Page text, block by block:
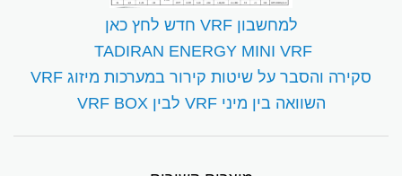
למחשבון VRF חדש לחץ כאן
TADIRAN ENERGY MINI VRF
סקירה והסבר על שיטות קירור במערכות מיזוג VRF
השוואה בין מיני VRF לבין VRF BOX